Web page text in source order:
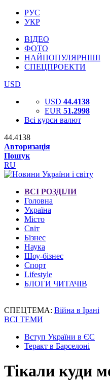
РУС
УКР
ВІДЕО
ФОТО
НАЙПОПУЛЯРНІШІ
СПЕЦПРОЕКТИ
USD
USD 44.4138
EUR 51.2998
Всі курси валют
44.4138
Авторизація
Пошук
RU
ВСІ РОЗДІЛИ
Головна
Україна
Місто
Світ
Бізнес
Наука
Шоу-бізнес
Спорт
Lifestyle
БЛОГИ ЧИТАЧІВ
СПЕЦТЕМА: Війна в Ірані
ВСІ ТЕМИ
Вступ України в ЄС
Теракт в Барселоні
Тікали куди